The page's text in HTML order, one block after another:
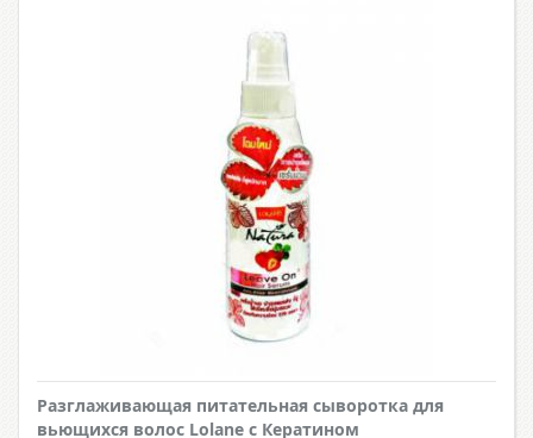
Разглаживающая питательная сыворотка для
вьющихся волос Lolane с Кератином